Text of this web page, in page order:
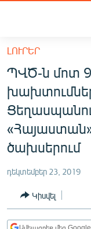
հիմնական
բովանդակությանը
Անցնել
հիմնական
մենյուին
Որոնում
ՔԱՂԱՔԱԿԱՆ
ԻՐԱՎՈՒՆՔ
ՀԱՍԱՐԱԿՈՒԹՅՈՒՆ
ՂԱՐԱԲԱՂ
ԼՈՒՐԵՐ
ՊՎԾ-ն մոտ
ծախսերում
դեկտեմբեր 23, 2019
Կիսվել